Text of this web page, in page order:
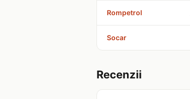
Rompetrol
Socar
Recenzii